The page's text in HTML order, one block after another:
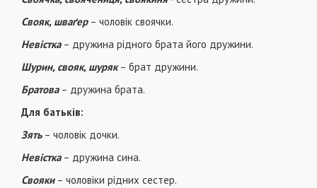
Свояк, шваґер– чоловік своячки.
Невістка– дружина рідного брата його дружини.
Шурин, свояк, шуряк– брат дружини.
Братова– дружина брата.
Для батьків:
Зять– чоловік дочки.
Невістка– дружина сина.
Свояки– чоловіки рідних сестер.